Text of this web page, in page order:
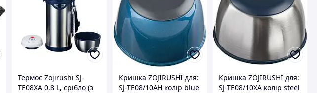
Термос Zojirushi SJ-
TE08XA 0.8 L, срібло (з
Кришка ZOJIRUSHI для:
SJ-TE08/10AH колір blue
Кришка ZOJIRUSHI для:
SJ-TE08/10XA колір steel